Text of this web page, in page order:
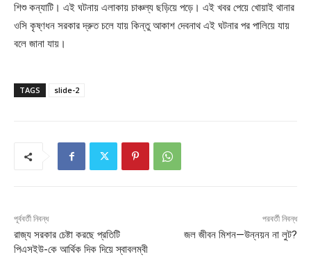
শিশু কন্যাটি। এই ঘটনায় এলাকায় চাঞ্চল্য ছড়িয়ে পড়ে। এই খবর পেয়ে খোয়াই থানার
ওসি কৃষ্ণধন সরকার দ্রুত চলে যায় কিন্তু আকাশ দেবনাথ এই ঘটনার পর পালিয়ে যায়
বলে জানা যায়।
TAGS slide-2
পূর্ববর্তী নিবন্ধ
রাজ্য সরকার চেষ্টা করছে প্রতিটি
পিএসইউ-কে আর্থিক দিক দিয়ে স্বাবলম্বী
পরবর্তী নিবন্ধ
জল জীবন মিশন—উন্নয়ন না লুট?